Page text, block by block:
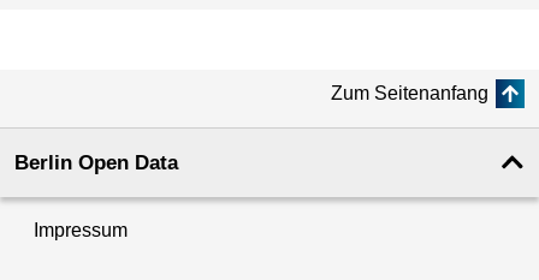
Zum Seitenanfang
Berlin Open Data
Impressum